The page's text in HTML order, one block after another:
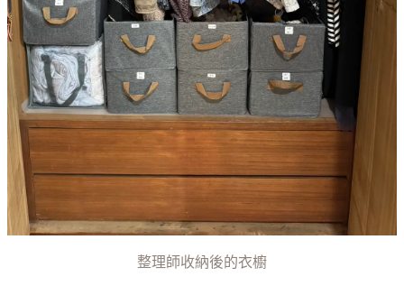
整理師收納後的衣櫥